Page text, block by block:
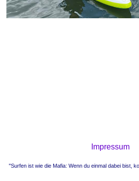
Impressum
"Surfen ist wie die Mafia: Wenn du einmal dabei bist,